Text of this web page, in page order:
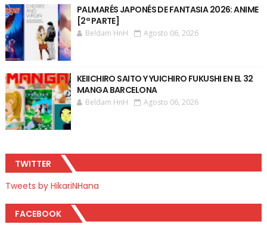
PALMARÉS JAPONÉS DE FANTASIA 2026: ANIME
[2ª PARTE]
Beldam HnH Agosto 06, 2026
KEIICHIRO SAITO Y YUICHIRO FUKUSHI EN EL 32
MANGA BARCELONA
Beldam HnH Agosto 06, 2026
TWITTER
Tweets by HikariNHana
FACEBOOK